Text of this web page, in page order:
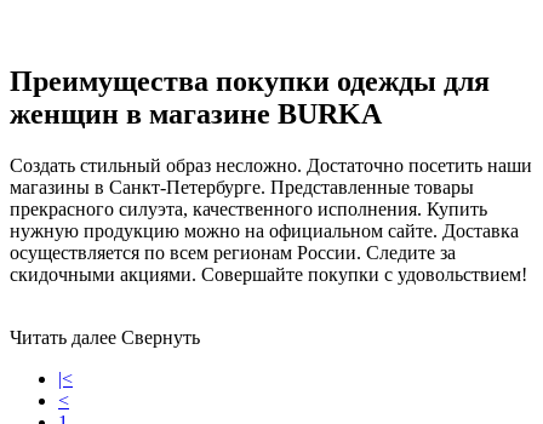
Преимущества покупки одежды для
женщин в магазине BURKA
Создать стильный образ несложно. Достаточно посетить наши
магазины в Санкт-Петербурге. Представленные товары
прекрасного силуэта, качественного исполнения. Купить
нужную продукцию можно на официальном сайте. Доставка
осуществляется по всем регионам России. Следите за
скидочными акциями. Совершайте покупки с удовольствием!
Читать далее Свернуть
|<
<